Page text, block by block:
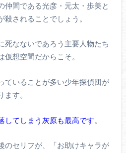
仲間である光彦・元太・歩美と
されることでしょう。
死なないであろう主要人物たち
想空間だからこそ。
ていることが多い少年探偵団が
す。
してしまう灰原も最高です。
のセリフが、「お助けキャラが